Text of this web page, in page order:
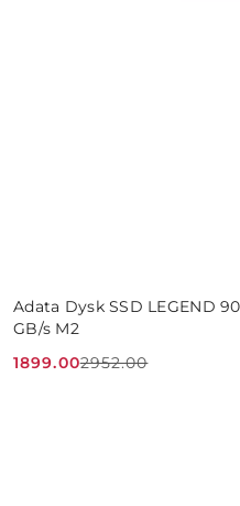
Adata Dysk SSD LEGEND
GB/s M2
Cena
1899.00
Cena
2952.00